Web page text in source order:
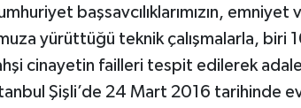
başsavcılıklarımızın,
yürüttüğü teknik çalışmalarla, biri
cinayetin failleri tespit edilerek
Şişli’de 24 Mart 2016 tarihinde